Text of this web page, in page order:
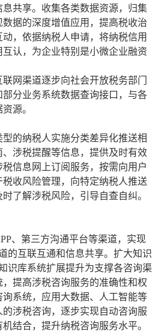
共享。收集各类数据资源，归集
据的深度增值应用，提高税收治
，依据纳税人申请，将纳税信用
认，为企业特别是小微企业融资
网渠道逐步向社会开放税务部门
分业务系统数据查询接口，与各
源。
的纳税人实施分类差异化推送相
涉税提醒等信息，提供及时有效
信息网上订阅服务，按需向用户
收风险管理，向特定纳税人推送
了解涉税风险，引导自查自纠。
、第三方沟通平台等渠道，实现
的互联互通和信息共享。扩大知识
识库系统扩展提升为支撑各咨询渠
提高涉税咨询服务的准确性和权
系统，应用大数据、人工智能等
涉税咨询，逐步实现自动咨询服
结合，提升纳税咨询服务水平。